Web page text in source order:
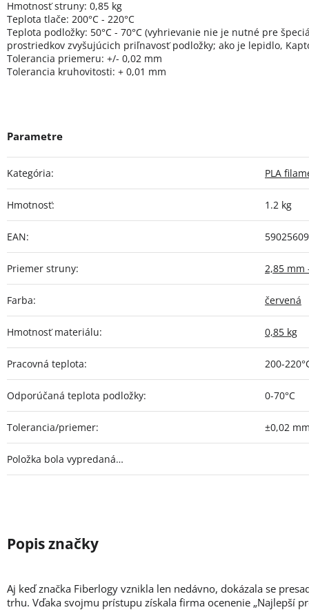
Hmotnosť struny: 0,85 kg
Teplota tlače: 200°C - 220°C
Teplota podložky: 50°C - 70°C (vyhrievanie nie je nutné pre
prostriedkov zvyšujúcich priľnavosť podložky; ako je lepidlo,
Tolerancia priemeru: +/- 0,02 mm
Tolerancia kruhovitosti: + 0,01 mm
Kategória: PLA
Hmotnosť: 1.2 kg
EAN:
Priemer struny: 2,85 mm
Farba: červená
Hmotnosť materiálu: 0,85 kg
Pracovná teplota: 200-
Odporúčaná teplota podložky: 0-70°C
Tolerancia/priemer: ±0,02
Položka bola vypredaná…
Aj keď značka Fiberlogy vznikla len nedávno, dokázala se
trhu. Vďaka svojmu prístupu získala firma ocenenie „Najlepší